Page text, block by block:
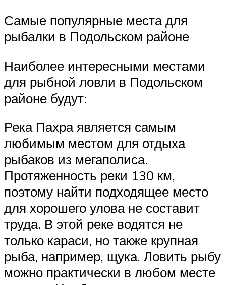
Самые популярные места для
рыбалки в Подольском районе
Наиболее интересными местами
для рыбной ловли в Подольском
районе будут:
Река Пахра является самым
любимым местом для отдыха
рыбаков из мегаполиса.
Протяженность реки 130 км,
поэтому найти подходящее место
для хорошего улова не составит
труда. В этой реке водятся не
только караси, но также крупная
рыба, например, щука. Ловить рыбу
можно практически в любом месте